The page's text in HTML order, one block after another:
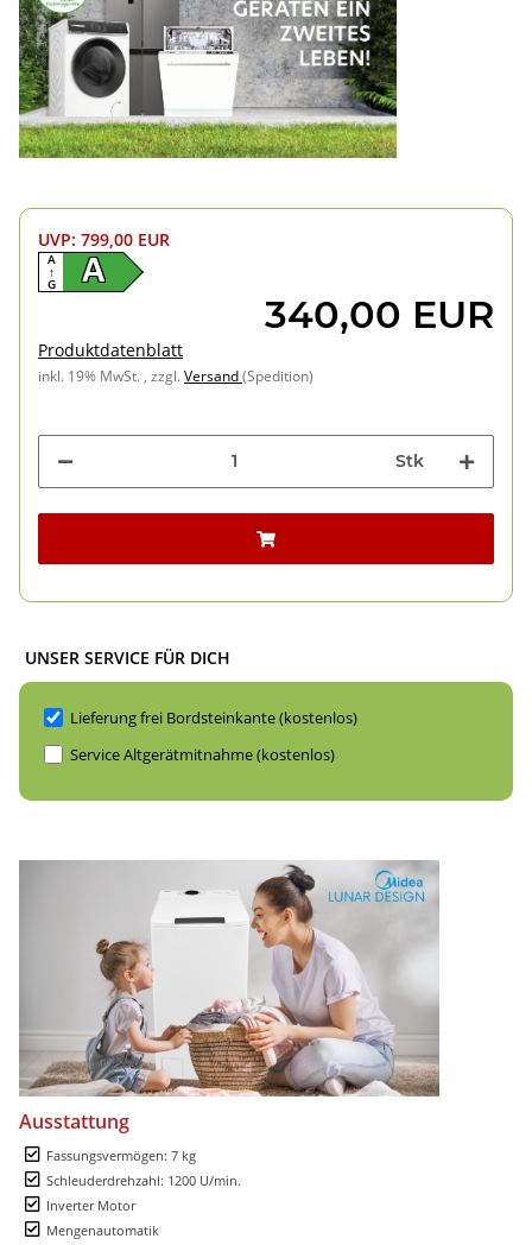
UVP: 799,00 EUR
A
A
↑
G
340,00 EUR
Produktdatenblatt
inkl. 19% MwSt. , zzgl.Versand(Spedition)
Stk
UNSER SERVICE FÜR DICH
Lieferung frei Bordsteinkante (kostenlos)
Service Altgerätmitnahme (kostenlos)
Ausstattung
Fassungsvermögen: 7 kg
Schleuderdrehzahl: 1200 U/min.
Inverter Motor
Mengenautomatik